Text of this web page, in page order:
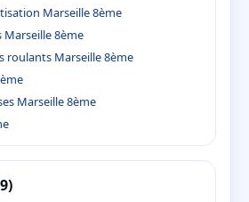
Marseille 8ème
8ème
roulants Marseille 8ème
Marseille 8ème